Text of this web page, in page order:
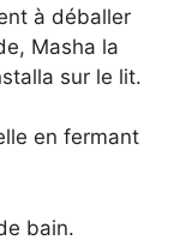
à déballer
Masha la
sur le lit.
en fermant
bain.